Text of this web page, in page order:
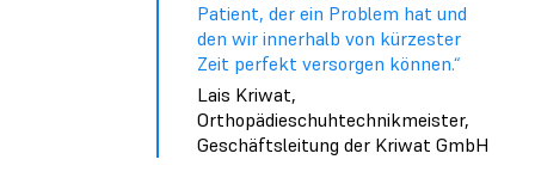
Patient, der ein Problem hat und
den wir innerhalb von kürzester
Zeit perfekt versorgen können.“
Lais Kriwat,
Orthopädieschuhtechnikmeister,
Geschäftsleitung der Kriwat GmbH